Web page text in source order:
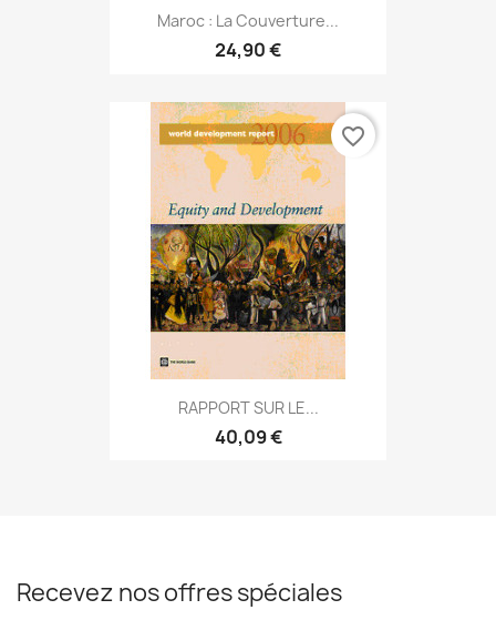
Maroc : La Couverture...
24,90 €
RAPPORT SUR LE...
40,09 €
favorite_border
Recevez nos offres spéciales